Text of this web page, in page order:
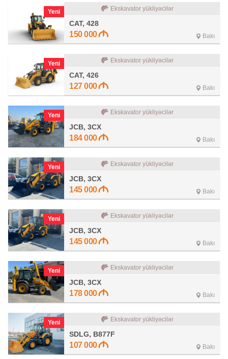
Yeni Ekskavator yükliyəcilər
CAT, 428
150 000 Bakı
Yeni Ekskavator yükliyəcilər
CAT, 426
127 000 Bakı
Yeni Ekskavator yükliyəcilər
JCB, 3CX
184 000 Bakı
Yeni Ekskavator yükliyəcilər
JCB, 3CX
145 000 Bakı
Yeni Ekskavator yükliyəcilər
JCB, 3CX
145 000 Bakı
Yeni Ekskavator yükliyəcilər
JCB, 3CX
178 000 Bakı
Yeni Ekskavator yükliyəcilər
SDLG, B877F
107 000 Bakı